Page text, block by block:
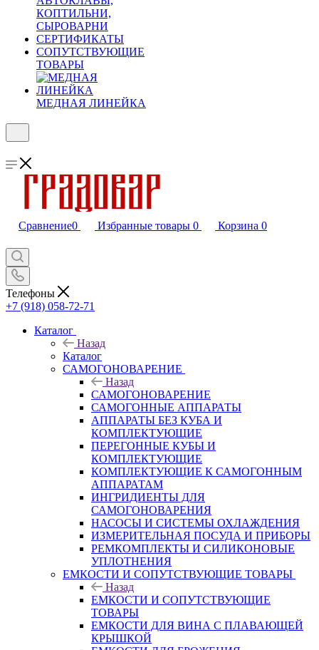
КОПТИЛЬНИ,
СЫРОВАРНИ
СЕРТИФИКАТЫ
СОПУТСТВУЮЩИЕ
ТОВАРЫ
МЕДНАЯ ЛИНЕЙКА
Сравнение0 Избранные товары 0 Корзина 0
Телефоны
+7 (918) 058-72-71
Каталог
Назад
Каталог
САМОГОНОВАРЕНИЕ
Назад
САМОГОНОВАРЕНИЕ
САМОГОННЫЕ АППАРАТЫ
АППАРАТЫ БЕЗ КУБА И
КОМПЛЕКТУЮЩИЕ
ПЕРЕГОННЫЕ КУБЫ И
КОМПЛЕКТУЮЩИЕ
КОМПЛЕКТУЮЩИЕ К САМОГОННЫМ
АППАРАТАМ
ИНГРИДИЕНТЫ ДЛЯ
САМОГОНОВАРЕНИЯ
НАСОСЫ И СИСТЕМЫ ОХЛАЖДЕНИЯ
ИЗМЕРИТЕЛЬНАЯ ПОСУДА И ПРИБОРЫ
РЕМКОМПЛЕКТЫ И СИЛИКОНОВЫЕ
УПЛОТНЕНИЯ
ЕМКОСТИ И СОПУТСТВУЮЩИЕ ТОВАРЫ
Назад
ЕМКОСТИ И СОПУТСТВУЮЩИЕ
ТОВАРЫ
ЕМКОСТИ ДЛЯ ВИНА С ПЛАВАЮЩЕЙ
КРЫШКОЙ